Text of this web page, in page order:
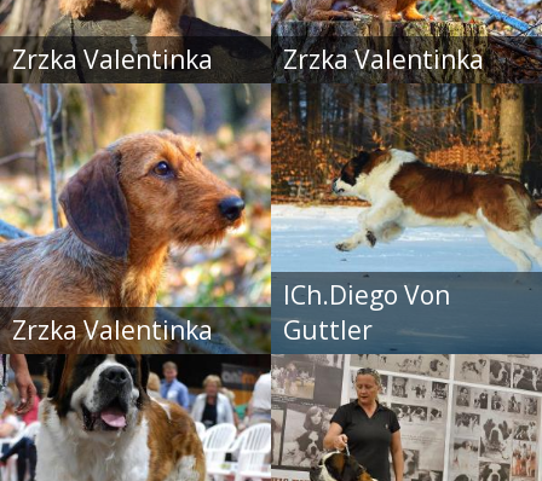
Zrzka Valentinka Zrzka Valentinka
Zrzka Valentinka
ICh.Diego Von
Guttler